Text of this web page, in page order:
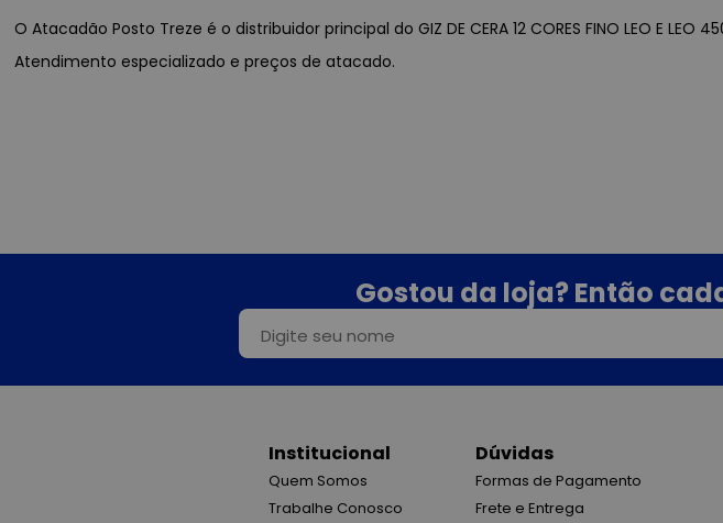
O Atacadão Posto Treze é o distribuidor principal do GIZ DE CERA 12 CORES FINO LEO E
Atendimento especializado e preços de atacado.
Gostou da loja? Então
Institucional
Quem Somos
Trabalhe Conosco
Dúvidas
Formas de Pagamento
Frete e Entrega